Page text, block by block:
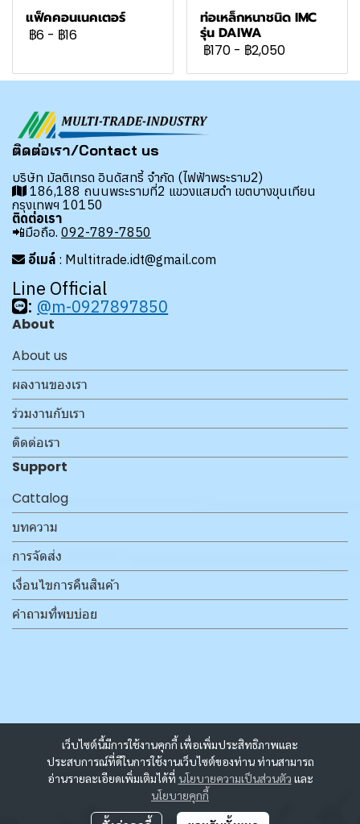
แฟ็คคอนเนคเตอร์
฿6 - ฿16
ท่อเหล็กหนาชนิด IMC
รุ่น DAIWA
฿170 - ฿2,050
เว็บไซต์นี้มีการใช้งานคุกกี้ เพื่อเพิ่มประสิทธิภาพและ
ประสบการณ์ที่ดีในการใช้งานเว็บไซต์ของท่าน ท่านสามารถ
อ่านรายละเอียดเพิ่มเติมได้ที่ นโยบายความเป็นส่วนตัว และ
นโยบายคุกกี้
ติดต่อเรา/Contact us
บริษัท มัลติเทรด อินดัสทรี้ จำกัด (ไฟฟ้าพระราม2)
186,188 ถนนพระรามที่2 แขวงแสมดำ เขตบางขุนเทียน
กรุงเทพฯ 10150
ติดต่อเรา
📲มือถือ. 092-789-7850
อีเมล์ : Multitrade.idt@gmail.com
Line Official
: @m-0927897850
About
About us
ผลงานของเรา
ร่วมงานกับเรา
ติดต่อเรา
Support
Cattalog
บทความ
การจัดส่ง
เงื่อนไขการคืนสินค้า
คำถามที่พบบ่อย